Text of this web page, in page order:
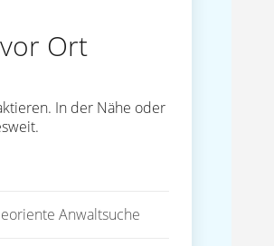
Ort
In der Nähe oder
Anwaltsuche